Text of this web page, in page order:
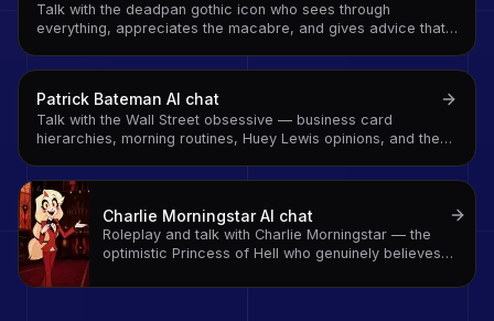
Talk with the deadpan gothic icon who sees through
everything, appreciates the macabre, and gives advice that
Patrick Bateman AI chat
Talk with the Wall Street obsessive — business card
hierarchies, morning routines, Huey Lewis opinions, and the
Charlie MorningstarAI chat
Roleplay and talk with Charlie Morningstar — the
optimistic Princess of Hell who genuinely believes